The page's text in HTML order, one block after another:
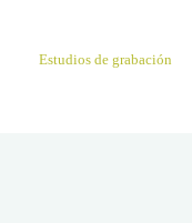
Estudios de grabación